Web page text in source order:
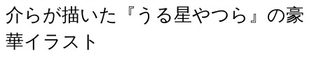
介らが描いた『うる星やつら』の豪
華イラスト